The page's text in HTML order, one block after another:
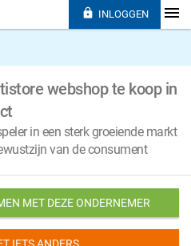
webshop te koop in
in een sterk groeiende markt
van de consument
MET DEZE ONDERNEMER
 INLOGGEN